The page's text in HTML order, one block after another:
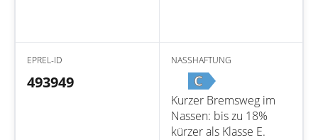
EPREL-ID
493949
NASSHAFTUNG
C
Kurzer Bremsweg im
Nassen: bis zu 18%
kürzer als Klasse E.